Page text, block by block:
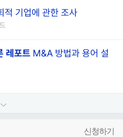
적 기업에 관한 조사
레포트 M&A 방법과 용어 설
신청하기